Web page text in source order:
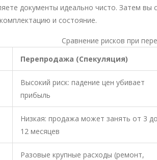
документы идеально чисто. Затем вы
и состояние.
Сравнение рисков при
Перепродажа (Спекуляция)
Высокий риск: падение цен убивает
прибыль
Низкая: продажа может занять от 3 до
12 месяцев
Разовые крупные расходы (ремонт,